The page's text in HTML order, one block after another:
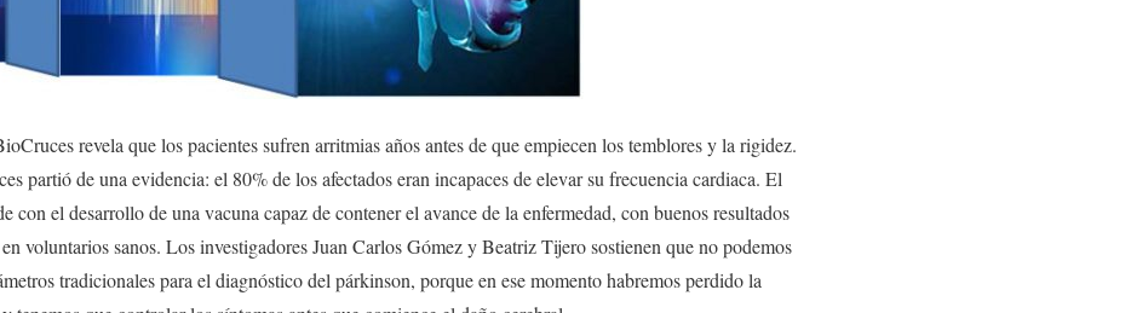
revela que los pacientes sufren arritmias años antes de que empiecen los temblores y la rigidez.
partió de una evidencia: el 80% de los afectados eran incapaces de elevar su frecuencia cardiaca. El
con el desarrollo de una vacuna capaz de contener el avance de la enfermedad, con buenos resultados
voluntarios sanos. Los investigadores Juan Carlos Gómez y Beatriz Tijero sostienen que no podemos
tradicionales para el diagnóstico del párkinson, porque en ese momento habremos perdido la